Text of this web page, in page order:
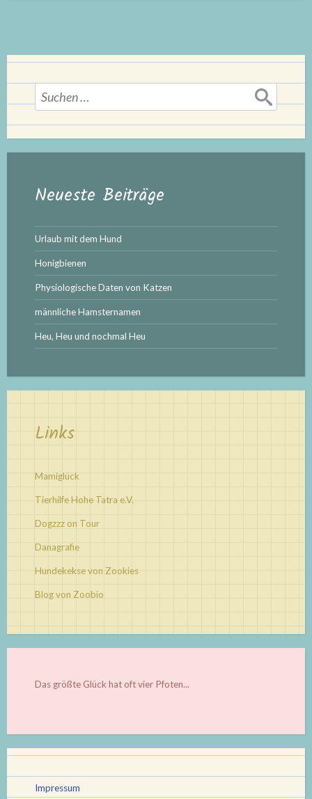
Suchen
nach:
Neueste Beiträge
Urlaub mit dem Hund
Honigbienen
Physiologische Daten von Katzen
männliche Hamsternamen
Heu, Heu und nochmal Heu
Links
Mamiglück
Tierhilfe Hohe Tatra e.V.
Dogzzz on Tour
Danagrafie
Hundekekse von Zookies
Blog von Zoobio
Das größte Glück hat oft vier Pfoten...
Impressum